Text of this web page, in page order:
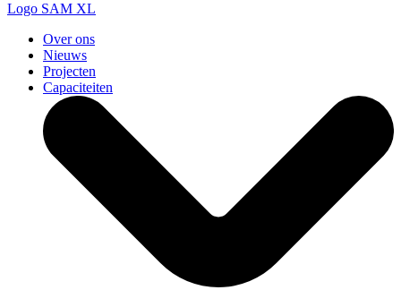
Logo SAM XL
Over ons
Nieuws
Projecten
Capaciteiten